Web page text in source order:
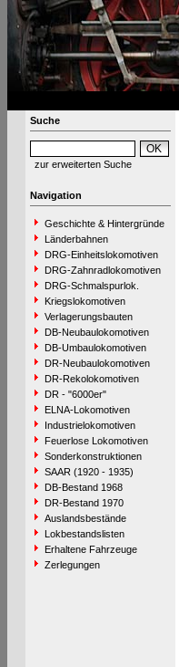
Suche
zur erweiterten Suche
Navigation
Geschichte & Hintergründe
Länderbahnen
DRG-Einheitslokomotiven
DRG-Zahnradlokomotiven
DRG-Schmalspurlok.
Kriegslokomotiven
Verlagerungsbauten
DB-Neubaulokomotiven
DB-Umbaulokomotiven
DR-Neubaulokomotiven
DR-Rekolokomotiven
DR - "6000er"
ELNA-Lokomotiven
Industrielokomotiven
Feuerlose Lokomotiven
Sonderkonstruktionen
SAAR (1920 - 1935)
DB-Bestand 1968
DR-Bestand 1970
Auslandsbestände
Lokbestandslisten
Erhaltene Fahrzeuge
Zerlegungen